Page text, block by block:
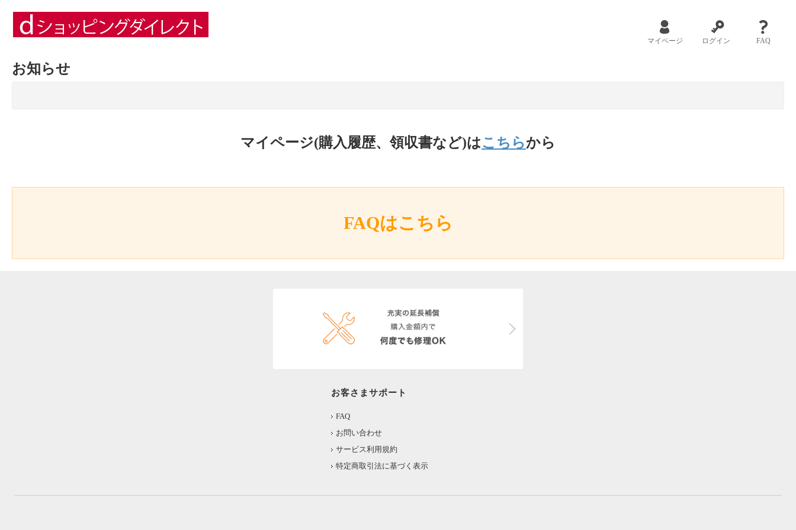
マイページ ログイン FAQ
お知らせ
マイページ(購入履歴、領収書など)はこちらから
FAQはこちら
お客さまサポート
FAQ
お問い合わせ
サービス利用規約
特定商取引法に基づく表示